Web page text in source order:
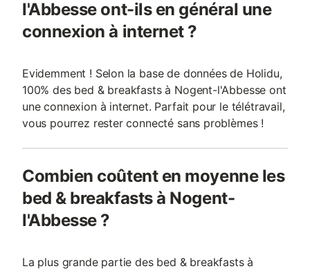
l'Abbesse ont-ils en général une
connexion à internet ?
Evidemment ! Selon la base de données de Holidu,
100% des bed & breakfasts à Nogent-l'Abbesse ont
une connexion à internet. Parfait pour le télétravail,
vous pourrez rester connecté sans problèmes !
Combien coûtent en moyenne les
bed & breakfasts à Nogent-
l'Abbesse ?
La plus grande partie des bed & breakfasts à